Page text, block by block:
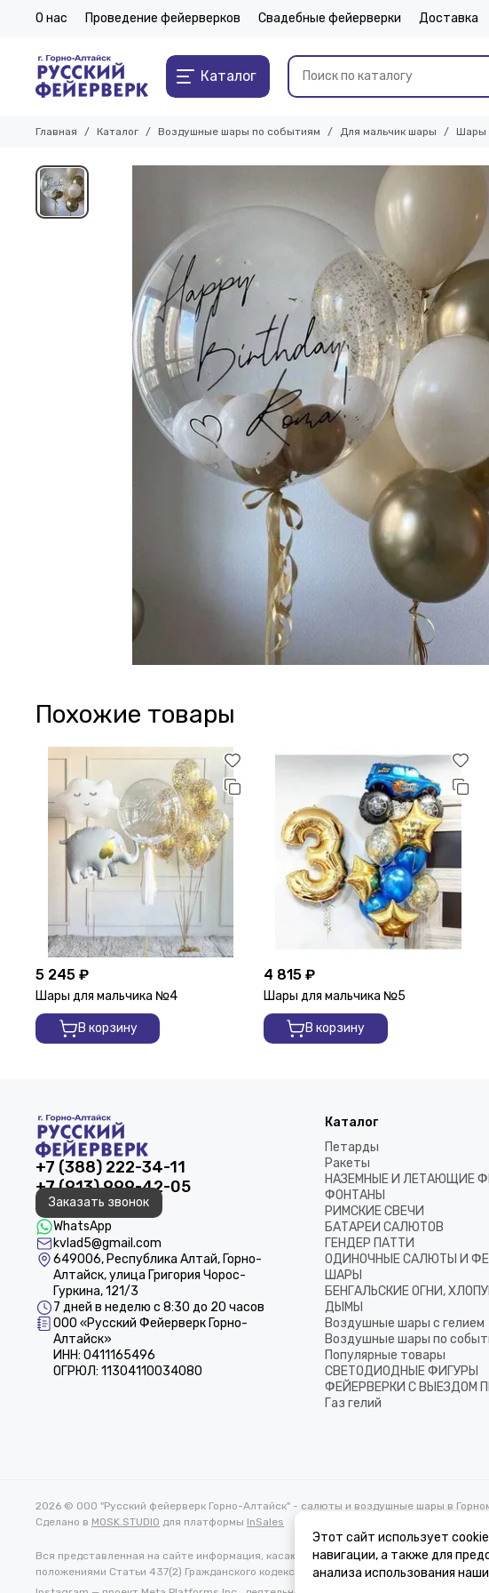
О нас Проведение фейерверков Свадебные фейерверки Доставка
Каталог
Главная Каталог Воздушные шары по событиям Для мальчик шары Шары
Похожие товары
5 245 ₽
Шары для мальчика №4
В корзину
4 815 ₽
Шары для мальчика №5
В корзину
+7 (388) 222-34-11
+7 (913) 999-42-05
Заказать звонок
WhatsApp
kvlad5@gmail.com
649006, Республика Алтай, Горно-
Алтайск, улица Григория Чорос-
Гуркина, 121/3
7 дней в неделю с 8:30 до 20 часов
ООО «Русский Фейерверк Горно-
Алтайск»
ИНН: 0411165496
ОГРЮЛ: 11304110034080
Каталог
Петарды
Ракеты
НАЗЕМНЫЕ И ЛЕТАЮЩИЕ
ФОНТАНЫ
РИМСКИЕ СВЕЧИ
БАТАРЕИ САЛЮТОВ
ГЕНДЕР ПАТТИ
ОДИНОЧНЫЕ САЛЮТЫ И
ШАРЫ
БЕНГАЛЬСКИЕ ОГНИ,
ДЫМЫ
Воздушные шары с гелием
Воздушные шары по
Популярные товары
СВЕТОДИОДНЫЕ ФИГУРЫ
ФЕЙЕРВЕРКИ С ВЫЕЗДОМ
Газ гелий
2026 © ООО "Русский фейерверк Горно-Алтайск" - салюты и воздушные шары в
Сделано в MOSK.STUDIO для платформы InSales
Вся представленная на сайте информация, касающаяся характеристик, стоимости
положениями Статьи 437(2) Гражданского кодекса РФ.
Этот сайт использует
навигации, а также для
анализа использования